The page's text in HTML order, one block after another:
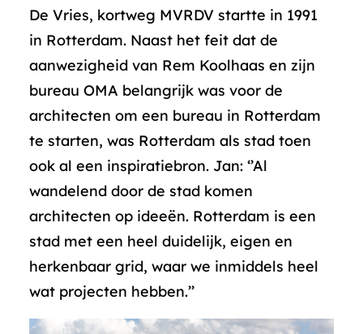
De Vries, kortweg MVRDV startte in 1991
in Rotterdam. Naast het feit dat de
aanwezigheid van Rem Koolhaas en zijn
bureau OMA belangrijk was voor de
architecten om een bureau in Rotterdam
te starten, was Rotterdam als stad toen
ook al een inspiratiebron. Jan: ‘’Al
wandelend door de stad komen
architecten op ideeën. Rotterdam is een
stad met een heel duidelijk, eigen en
herkenbaar grid, waar we inmiddels heel
wat projecten hebben.’’